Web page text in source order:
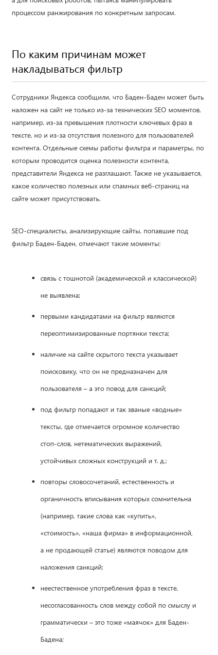
процессом ранжирования по конкретным запросам.
По каким причинам может
накладываться фильтр
Сотрудники Яндекса сообщили, что Баден-Баден может быть
наложен на сайт не только из-за технических SEO моментов,
например, из-за превышения плотности ключевых фраз в
тексте, но и из-за отсутствия полезного для пользователей
контента. Отдельные схемы работы фильтра и параметры, по
которым проводится оценка полезности контента,
представители Яндекса не разглашают. Также не указывается,
какое количество полезных или спамных веб-страниц на
сайте может присутствовать.
SEO-специалисты, анализирующие сайты, попавшие под
фильтр Баден-Баден, отмечают такие моменты:
связь с тошнотой (академической и классической)
не выявлена;
первыми кандидатами на фильтр являются
переоптимизированные портянки текста;
наличие на сайте скрытого текста указывает
поисковику, что он не предназначен для
пользователя – а это повод для санкций;
под фильтр попадают и так званые «водные»
тексты, где отмечается огромное количество
стоп-слов, нетематических выражений,
устойчивых сложных конструкций и т. д.;
повторы словосочетаний, естественность и
органичность вписывания которых сомнительна
(например, такие слова как «купить»,
«стоимость», «наша фирма» в информационной,
а не продающей статье) являются поводом для
наложения санкций;
неестественное употребления фраз в тексте,
несогласованность слов между собой по смыслу и
грамматически – это тоже «маячок» для Баден-
Бадена;